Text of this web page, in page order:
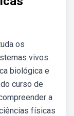
os
vivos.
biológica e
curso de
a
físicas